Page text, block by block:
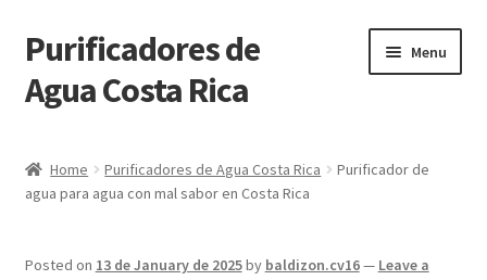
Skip
to
navigation
Skip
to
content
Purificadores de
Agua Costa Rica
Menu
Solicitar más información
Home Purificadores de Agua Costa Rica
Purificador de
agua para agua con mal sabor en Costa Rica
Posted on 13 de January de 2025by baldizon.cv16— Leave a